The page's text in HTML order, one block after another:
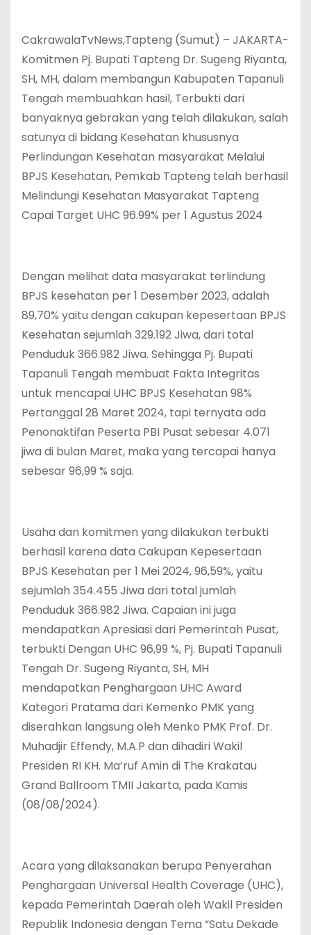
CakrawalaTvNews,Tapteng (Sumut) – JAKARTA-
Komitmen Pj. Bupati Tapteng Dr. Sugeng Riyanta,
SH, MH, dalam membangun Kabupaten Tapanuli
Tengah membuahkan hasil, Terbukti dari
banyaknya gebrakan yang telah dilakukan, salah
satunya di bidang Kesehatan khususnya
Perlindungan Kesehatan masyarakat Melalui
BPJS Kesehatan, Pemkab Tapteng telah berhasil
Melindungi Kesehatan Masyarakat Tapteng
Capai Target UHC 96.99% per 1 Agustus 2024
Dengan melihat data masyarakat terlindung
BPJS kesehatan per 1 Desember 2023, adalah
89,70% yaitu dengan cakupan kepesertaan BPJS
Kesehatan sejumlah 329.192 Jiwa, dari total
Penduduk 366.982 Jiwa. Sehingga Pj. Bupati
Tapanuli Tengah membuat Fakta Integritas
untuk mencapai UHC BPJS Kesehatan 98%
Pertanggal 28 Maret 2024, tapi ternyata ada
Penonaktifan Peserta PBI Pusat sebesar 4.071
jiwa di bulan Maret, maka yang tercapai hanya
sebesar 96,99 % saja.
Usaha dan komitmen yang dilakukan terbukti
berhasil karena data Cakupan Kepesertaan
BPJS Kesehatan per 1 Mei 2024, 96,59%, yaitu
sejumlah 354.455 Jiwa dari total jumlah
Penduduk 366.982 Jiwa. Capaian ini juga
mendapatkan Apresiasi dari Pemerintah Pusat,
terbukti Dengan UHC 96,99 %, Pj. Bupati Tapanuli
Tengah Dr. Sugeng Riyanta, SH, MH
mendapatkan Penghargaan UHC Award
Kategori Pratama dari Kemenko PMK yang
diserahkan langsung oleh Menko PMK Prof. Dr.
Muhadjir Effendy, M.A.P dan dihadiri Wakil
Presiden RI KH. Ma’ruf Amin di The Krakatau
Grand Ballroom TMII Jakarta, pada Kamis
(08/08/2024).
Acara yang dilaksanakan berupa Penyerahan
Penghargaan Universal Health Coverage (UHC),
kepada Pemerintah Daerah oleh Wakil Presiden
Republik Indonesia dengan Tema “Satu Dekade